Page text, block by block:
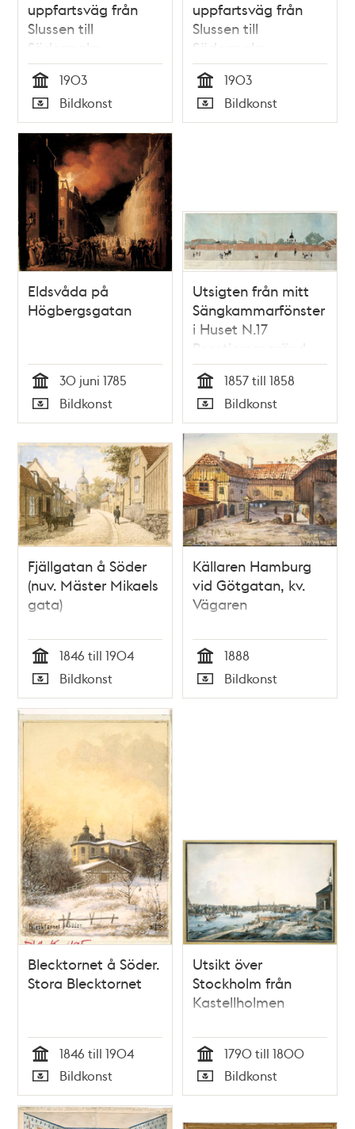
uppfartsväg från
Slussen till
Södermalm
Tid
1903
Typ
Bildkonst
uppfartsväg från
Slussen till
Södermalm
Tid
1903
Typ
Bildkonst
Eldsvåda på
Högbergsgatan
Tid
30 juni 1785
Typ
Bildkonst
Utsigten från mitt
Sängkammarfönster
i Huset N.17
Renstjernasgränd
Tid
1857 till 1858
Typ
Bildkonst
Fjällgatan å Söder
(nuv. Mäster Mikaels
gata)
Tid
1846 till 1904
Typ
Bildkonst
Källaren Hamburg
vid Götgatan, kv.
Vägaren
Tid
1888
Typ
Bildkonst
Blecktornet å Söder.
Stora Blecktornet
Tid
1846 till 1904
Typ
Bildkonst
Utsikt över
Stockholm från
Kastellholmen
Tid
1790 till 1800
Typ
Bildkonst